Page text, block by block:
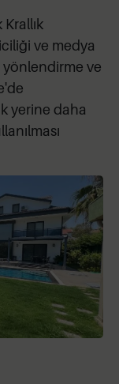
ve medya
ve
yerine daha